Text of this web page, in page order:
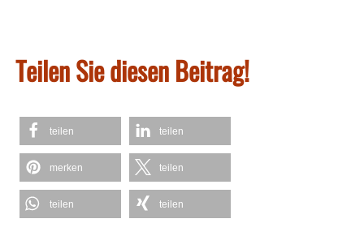
Teilen Sie diesen Beitrag!
teilen teilen
merken teilen
teilen teilen